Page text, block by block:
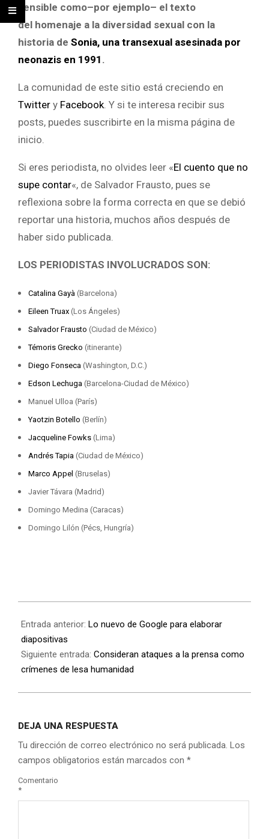
sensible como–por ejemplo– el texto
del homenaje a la diversidad sexual con la
historia de Sonia, una transexual asesinada por
neonazis en 1991 .
La comunidad de este sitio está creciendo en
Twitter y Facebook . Y si te interesa recibir sus
posts, puedes suscribirte en la misma página de
inicio.
Si eres periodista, no olvides leer «El cuento que no
supe contar«, de Salvador Frausto, pues se
reflexiona sobre la forma correcta en que se debió
reportar una historia, muchos años después de
haber sido publicada.
LOS PERIODISTAS INVOLUCRADOS SON:
Catalina Gayà (Barcelona)
Eileen Truax (Los Ángeles)
Salvador Frausto (Ciudad de México)
Témoris Grecko (itinerante)
Diego Fonseca (Washington, D.C.)
Edson Lechuga (Barcelona-Ciudad de México)
Manuel Ulloa (París)
Yaotzin Botello (Berlín)
Jacqueline Fowks (Lima)
Andrés Tapia (Ciudad de México)
Marco Appel (Bruselas)
Javier Távara (Madrid)
Domingo Medina (Caracas)
Domingo Lilón (Pécs, Hungría)
Entrada anterior: Lo nuevo de Google para elaborar
diapositivas
Siguiente entrada: Consideran ataques a la prensa como
crímenes de lesa humanidad
DEJA UNA RESPUESTA
Tu dirección de correo electrónico no será publicada. Los
campos obligatorios están marcados con *
Comentario
*